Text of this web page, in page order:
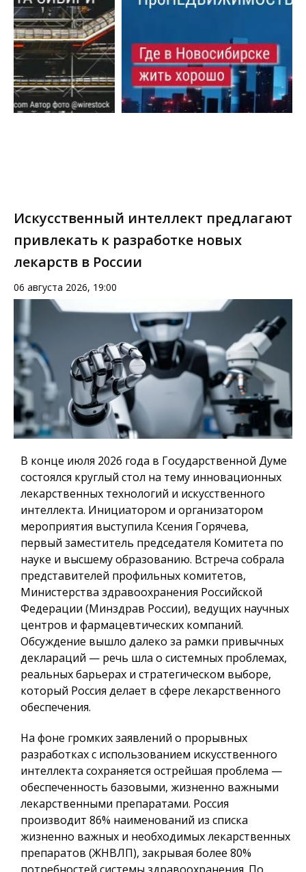
Искусственный интеллект предлагают
привлекать к разработке новых
лекарств в России
06 августа 2026, 19:00
В конце июля 2026 года в Государственной Думе
состоялся круглый стол на тему инновационных
лекарственных технологий и искусственного
интеллекта. Инициатором и организатором
мероприятия выступила Ксения Горячева,
первый заместитель председателя Комитета по
науке и высшему образованию. Встреча собрала
представителей профильных комитетов,
Министерства здравоохранения Российской
Федерации (Минздрав России), ведущих научных
центров и фармацевтических компаний.
Обсуждение вышло далеко за рамки привычных
деклараций — речь шла о системных проблемах,
реальных барьерах и стратегическом выборе,
который Россия делает в сфере лекарственного
обеспечения.
На фоне громких заявлений о прорывных
разработках с использованием искусственного
интеллекта сохраняется острейшая проблема —
обеспеченность базовыми, жизненно важными
лекарственными препаратами. Россия
производит 86% наименований из списка
жизненно важных и необходимых лекарственных
препаратов (ЖНВЛП), закрывая более 80%